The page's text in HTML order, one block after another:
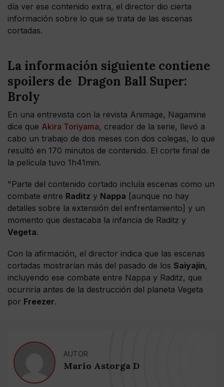
día ver ese contenido extra, el director dio cierta
información sobre lo que se trata de las escenas
cortadas.
La información siguiente contiene
spoilers de Dragon Ball Super:
Broly
En una entrevista con la revista Animage, Nagamine
dice que Akira Toriyama, creador de la serie, llevó a
cabo un trabajo de dos meses con dos colegas, lo que
resultó en 170 minutos de contenido. El corte final de
la película tuvo 1h41min.
"Parte del contenido cortado incluía escenas como un
combate entre Raditz y Nappa [aunque no hay
detalles sobre la extensión del enfrentamiento] y un
momento que destacaba la infancia de Raditz y
Vegeta.
Con la afirmación, el director indica que las escenas
cortadas mostrarían más del pasado de los Saiyajin,
incluyendo ese combate entre Nappa y Raditz, que
ocurriría antes de la destrucción del planeta Vegeta
por Freezer.
AUTOR
Mario Astorga D